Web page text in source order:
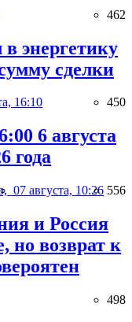
462
энергетику
сделки
16:10 450
6 августа
года
07 августа, 10:26 556
и Россия
но возврат к
498